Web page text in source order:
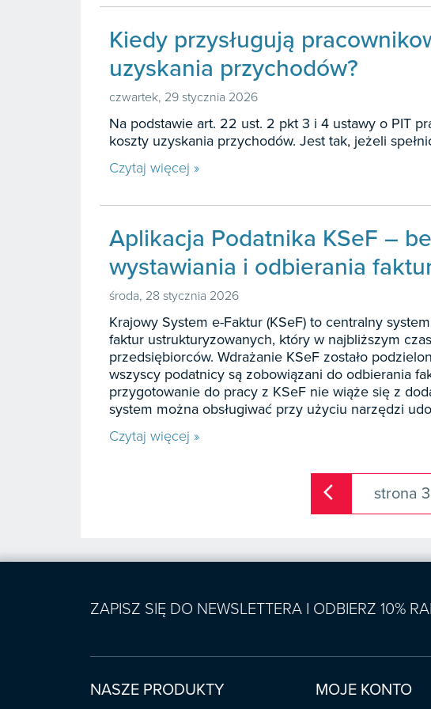
Kiedy przysługują
uzyskania przychodów?
czwartek, 29 stycznia 2026
Na podstawie art. 22 ust. 2 pkt 3 i 4 ustawy o PIT
koszty uzyskania przychodów. Jest tak, jeżeli
Czytaj więcej »
Aplikacja Podatnika KSeF –
wystawiania i odbierania
środa, 28 stycznia 2026
Krajowy System e-Faktur (KSeF) to centralny
faktur ustrukturyzowanych, który w najbliższym
przedsiębiorców. Wdrażanie KSeF zostało
wszyscy podatnicy są zobowiązani do odbierania
przygotowanie do pracy z KSeF nie wiąże się z
system można obsługiwać przy użyciu narzędzi
Czytaj więcej »
arrow_back_ios strona
ZAPISZ SIĘ DO NEWSLETTERA I ODBIERZ 10%
NASZE PRODUKTY MOJE KONTO